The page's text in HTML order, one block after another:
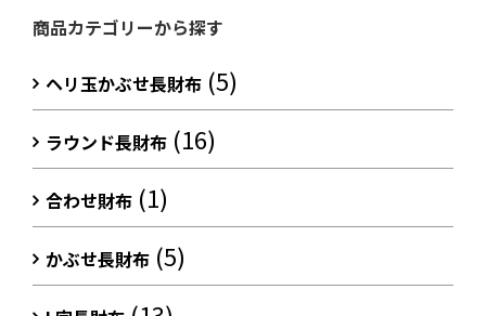
商品カテゴリーから探す
ヘリ玉かぶせ長財布 (5)
ラウンド長財布 (16)
合わせ財布 (1)
かぶせ長財布 (5)